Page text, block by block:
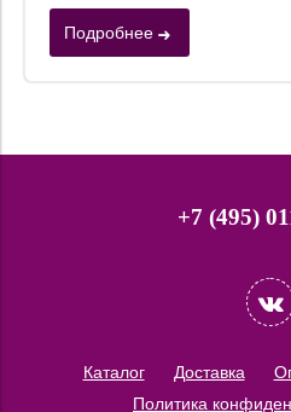
Подробнее
+7 (495)
Каталог Доставка
Политика